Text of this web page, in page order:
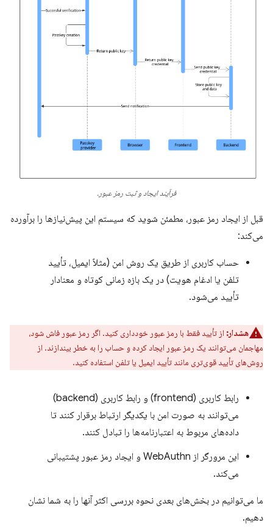
فرآیند ایجاد و ثبت رمز عبور.
قبل از ایجاد رمز عبور، مطمئن شوید که سیستم این پیش‌نیازها را برآورده
می‌کند:
حساب کاربری از طریق یک روش امن (مثلاً ایمیل، تأیید
تلفن یا ادغام هویت) در یک بازه زمانی کوتاه و معنادار
تأیید می‌شود.
هشدار: از تأیید فقط با رمز عبور خودداری کنید. اگر رمز عبور فاش شود،
مهاجمان می‌توانند یک رمز عبور ایجاد کرده و حساب را به خطر بیندازند. از
روش‌های تأیید قوی‌تری مانند تأیید ایمیل یا تلفن استفاده کنید.
رابط کاربری (frontend) و رابط کاربری (backend)
می‌توانند به صورت امن با یکدیگر ارتباط برقرار کنند تا
داده‌های مربوط به اعتبارنامه‌ها را تبادل کنند.
این مرورگر از WebAuthn و ایجاد رمز عبور پشتیبانی
می‌کند.
ما می‌توانیم در بخش‌های بعدی نحوه بررسی اکثر آنها را به شما نشان
دهیم.